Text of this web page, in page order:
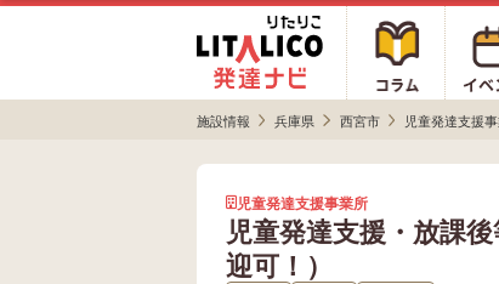
施設情報 兵庫県 西宮市 児童発達支援
児童発達支援事業所
児童発達支援・放課
迎可！）